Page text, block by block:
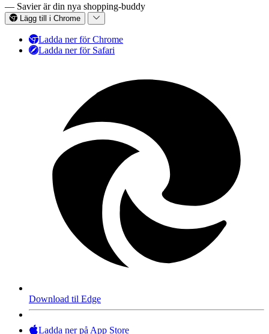
— Savier är din nya shopping-buddy
Lägg till i Chrome
Ladda ner för Chrome
Ladda ner för Safari
Download til Edge
Ladda ner på App Store